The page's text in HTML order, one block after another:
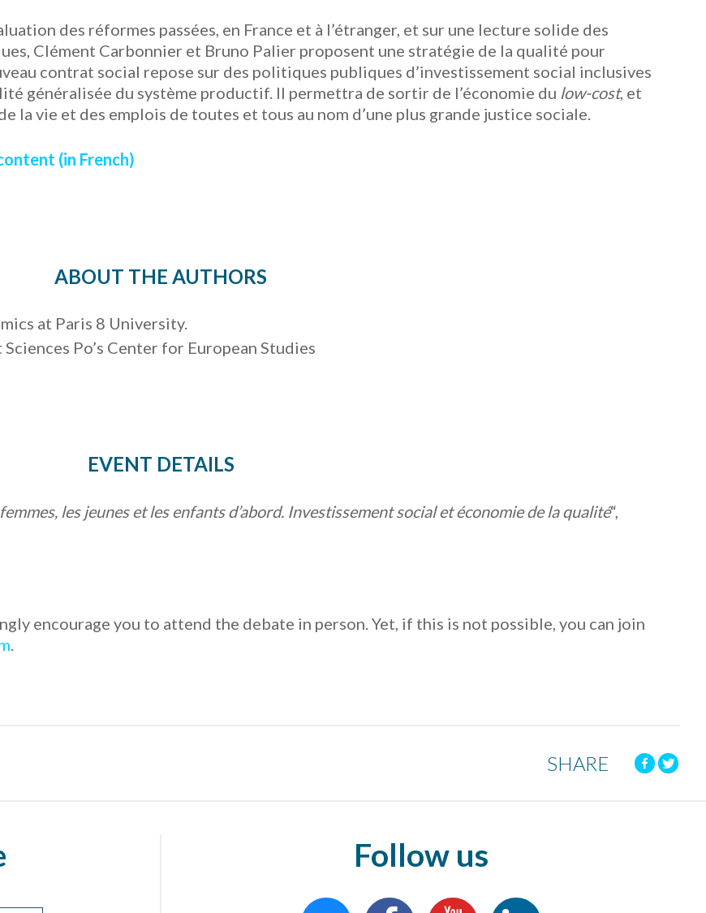
des réformes passées, en France et à l’étranger, et sur une lecture solide des
Clément Carbonnier et Bruno Palier proposent une stratégie de la qualité pour
contrat social repose sur des politiques publiques d’investis­sement social inclusives
généralisée du système productif. Il permettra de sortir de l’économie du low-cost, et
la vie et des emplois de toutes et tous au nom d’une plus grande justice sociale.
(in French)
ABOUT THE AUTHORS
at Paris 8 University.
Po’s Center for European Studies
EVENT DETAILS
les jeunes et les enfants d’abord. Investissement social et économie de la qualité“,
encourage you to attend the debate in person. Yet, if this is not possible, you can join
.
SHARE
Follow us